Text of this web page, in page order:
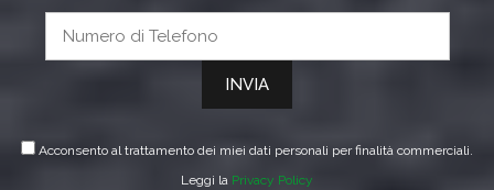
Acconsento al trattamento dei miei dati personali per finalità commerciali.
Leggi la Privacy Policy